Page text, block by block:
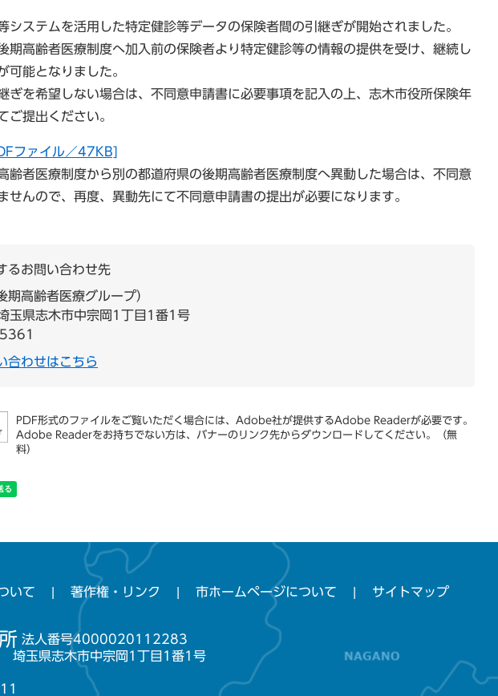
システムを活用した特定健診等データの保険者間の引継ぎが開始されました。
期高齢者医療制度へ加入前の保険者より特定健診等の情報の提供を受け、継続し
可能となりました。
ぎを希望しない場合は、不同意申請書に必要事項を記入の上、志木市役所保険年
ご提出ください。
ファイル／47KB]
齢者医療制度から別の都道府県の後期高齢者医療制度へ異動した場合は、不同意
せんので、再度、異動先にて不同意申請書の提出が必要になります。
るお問い合わせ先
期高齢者医療グループ
玉県志木市中宗岡1丁目1番1号
合わせはこちら
PDF形式のファイルをご覧いただく場合には、Adobe社が提供するAdobe Readerが必要です。
Adobe Readerをお持ちでない方は、バナーのリンク先からダウンロードしてください。（無
料）
いて 著作権・リンク 市ホームページについて サイトマップ
法人番号4000020112283
玉県志木市中宗岡1丁目1番1号